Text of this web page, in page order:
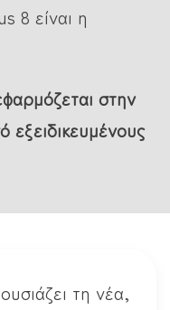
8 είναι η
στην
εξειδικευμένους
τη νέα,